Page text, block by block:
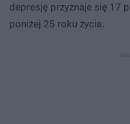
depresję przyznaje się 17
poniżej 25 roku życia.